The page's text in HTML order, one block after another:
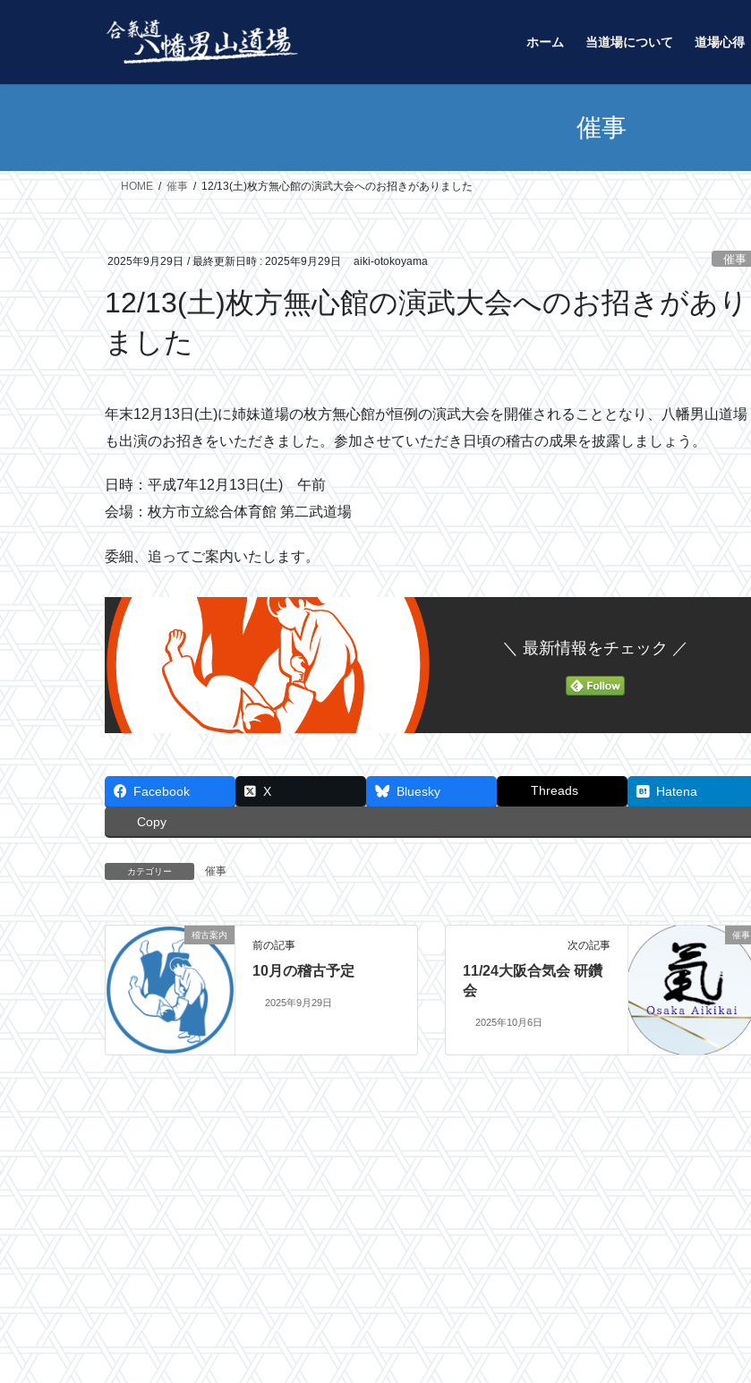
ホーム 当道場について 道場心得
催事
HOME 催事 12/13(土)枚方無心館の演武大会へのお招きがありました
2025年9月29日 / 最終更新日時 : 2025年9月29日 aiki-otokoyama 催事
12/13(土)枚方無心館の演武大会へのお招きがあり
ました
年末12月13日(土)に姉妹道場の枚方無心館が恒例の演武大会を開催されることとなり、八幡男山道場
も出演のお招きをいただきました。参加させていただき日頃の稽古の成果を披露しましょう。
日時：平成7年12月13日(土) 午前
会場：枚方市立総合体育館 第二武道場
委細、追ってご案内いたします。
＼ 最新情報をチェック ／
Facebook X Bluesky Threads Hatena
Copy
カテゴリー 催事
稽古案内
前の記事
10月の稽古予定
2025年9月29日
催事
次の記事
11/24大阪合気会 研鑽
会
2025年10月6日